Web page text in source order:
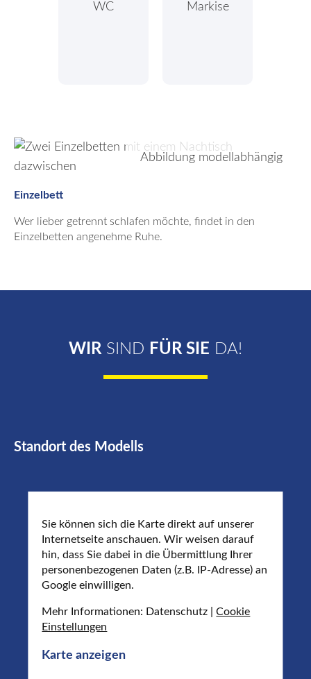
WC Markise
Abbildung modellabhängig
Einzelbett
Wer lieber getrennt schlafen möchte, findet in den
Einzelbetten angenehme Ruhe.
WIRSIND FÜR SIE DA!
Standort des Modells
Sie können sich die Karte direkt auf unserer
Internetseite anschauen. Wir weisen darauf
hin, dass Sie dabei in die Übermittlung Ihrer
personenbezogenen Daten (z.B. IP-Adresse) an
Google einwilligen.
Mehr Informationen: Datenschutz |Cookie
Einstellungen
Karte anzeigen